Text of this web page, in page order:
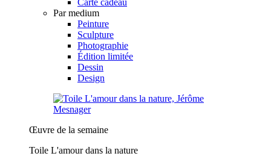
Par medium
Peinture
Sculpture
Photographie
Édition limitée
Dessin
Design
Œuvre de la semaine
Toile L'amour dans la nature